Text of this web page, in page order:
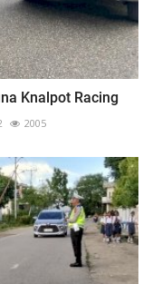
Knalpot Racing
2005